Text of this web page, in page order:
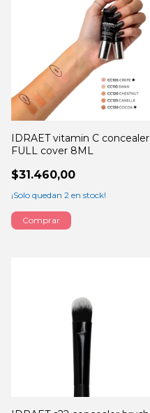
IDRAET vitamin C concealer
FULL cover 8ML
$31.460,00
¡Solo quedan 2 en stock!
Comprar